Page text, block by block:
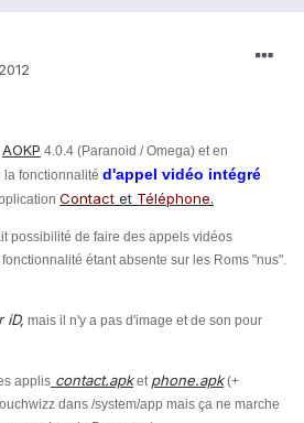
AOKP 4.0.4 (Paranoid / Omega) et en
fonctionnalité d'appel vidéo intégré
Contact et Téléphone.
possibilité de faire des appels vidéos
étant absente sur les Roms "nus".
iD, mais il n'y a pas d'image et de son pour
applis contact.apket phone.apk(+
dans /system/app mais ça ne marche